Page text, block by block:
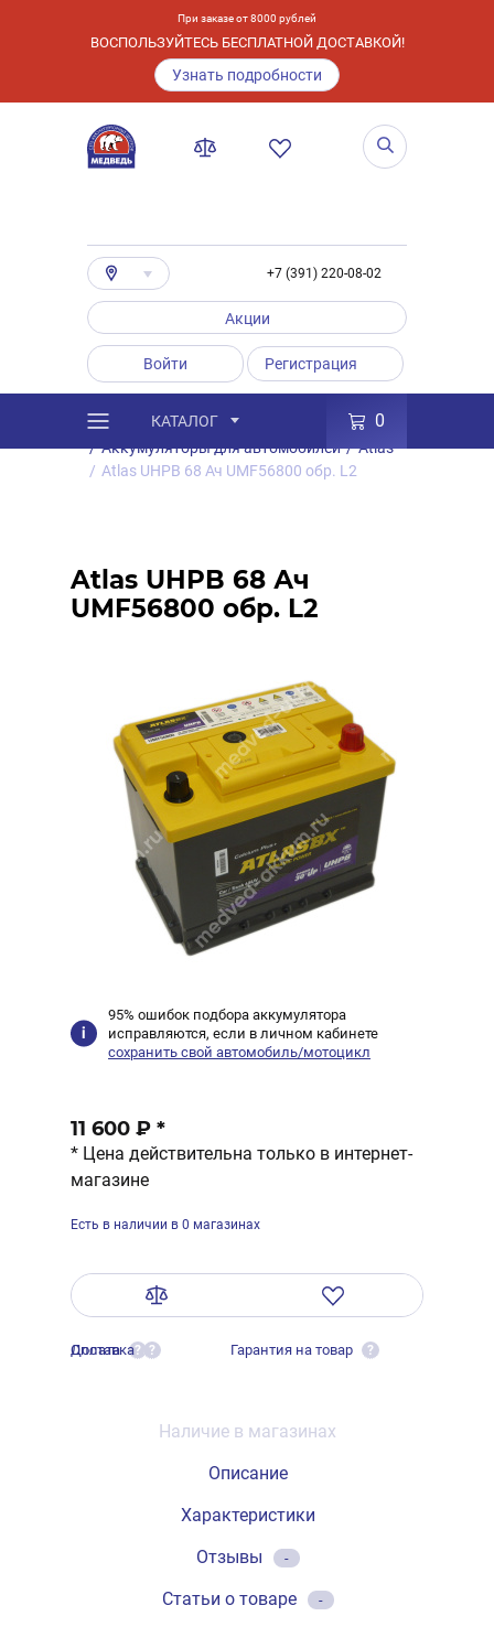
При заказе от 8000 рублей
ВОСПОЛЬЗУЙТЕСЬ БЕСПЛАТНОЙ ДОСТАВКОЙ!
Узнать подробности
+7 (391) 220-08-02
Акции
Войти Регистрация
КАТАЛОГ 0
Каталог / Товары
Аккумуляторы
/ Аккумуляторы для автомобилей / Atlas
/ Atlas UHPB 68 Ач UMF56800 обр. L2
Atlas UHPB 68 Ач
UMF56800 обр. L2
95% ошибок подбора аккумулятора
исправляются, если в личном кабинете
сохранить свой автомобиль/мотоцикл
11 600 ₽ *
* Цена действительна только в интернет-
магазине
Есть в наличии в 0 магазинах
Оплата ?
Доставка ? Гарантия на товар ?
Наличие в магазинах
Описание
Характеристики
Отзывы
-
Статьи о товаре -